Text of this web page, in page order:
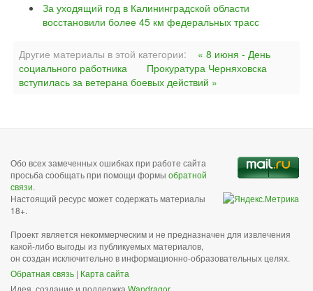
За уходящий год в Калининградской области
восстановили более 45 км федеральных трасс
Другие материалы в этой категории:
« 8 июня - День
социального работника
Прокуратура Черняховска
вступилась за ветерана боевых действий »
Обо всех замеченных ошибках при работе сайта
просьба сообщать при помощи формы обратной
связи.
Настоящий ресурс может содержать материалы
18+.
Проект является некоммерческим и не предназначен для извлечения
какой-либо выгоды из публикуемых материалов,
он создан исключительно в информационно-образовательных целях.
Обратная связь | Карта сайта